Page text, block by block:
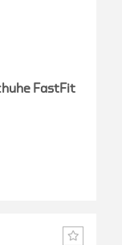
FastFit